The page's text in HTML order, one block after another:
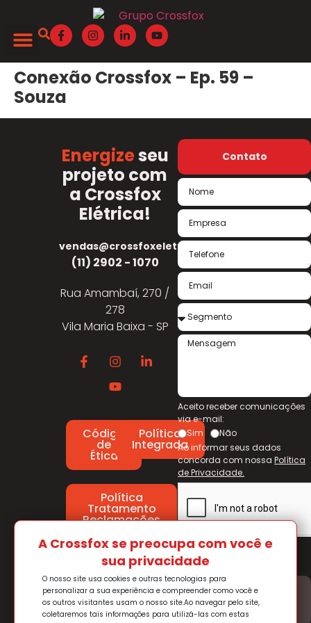
Conexão Crossfox – Ep. 59 –
Souza
Energizeseu
projeto com
a Crossfox
Elétrica!
vendas@crossfoxeletrica.com.br
(11) 2902 - 1070
Rua Amambaí, 270 /
278
Vila Maria Baixa - SP
Código
de
Ética
Política
Integrada
Política
Tratamento
Reclamações
Contato
Trabalhe
conosco
Aceito receber comunicações
via e-mail:
Sim
Não
Ao informar seus dados
concorda com nossaPolítica
de Privacidade.
A Crossfox se preocupa com você e
sua privacidade
O nosso site usa cookies e outras tecnologias para
personalizar a sua experiência e compreender como você e
os outros visitantes usam o nosso site.Ao navegar pelo site,
coletaremos tais informações para utilizá-las com estas